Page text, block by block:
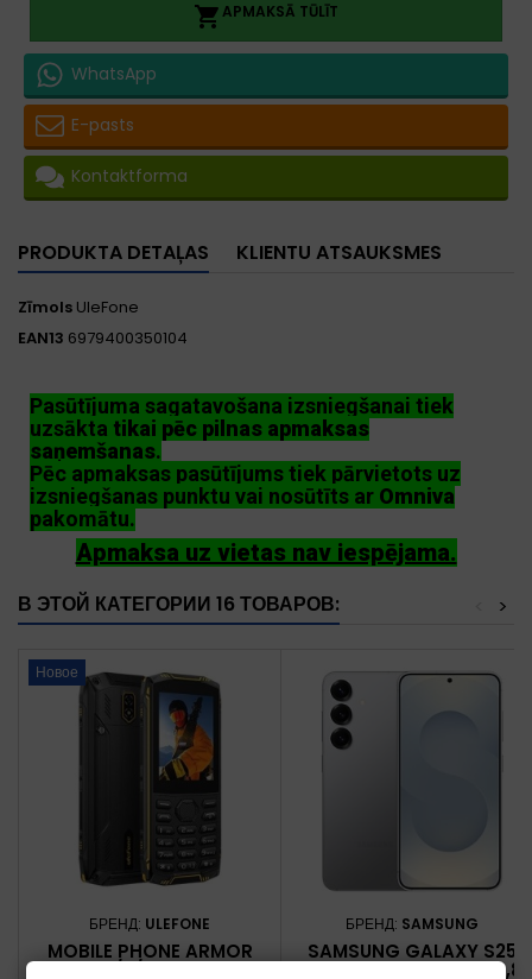
APMAKSĀ TŪLĪT
WhatsApp
E-pasts
Kontaktforma
PRODUKTA DETAĻAS KLIENTU ATSAUKSMES
Zīmols UleFone
EAN13 6979400350104
Pasūtījuma sagatavošana izsniegšanai tiek
uzsākta tikai pēc pilnas apmaksas
saņemšanas.
Pēc apmaksas pasūtījums tiek pārvietots uz
izsniegšanas punktu vai nosūtīts ar Omniva
pakomātu.
Apmaksa uz vietas nav iespējama.
В ЭТОЙ КАТЕГОРИИ 16 ТОВАРОВ: >
Новое
БРЕНД: ULEFONE
MOBILE PHONE ARMOR
БРЕНД: SAMSUNG
SAMSUNG GALAXY S25
ENTERPRISE EDITION 15,8